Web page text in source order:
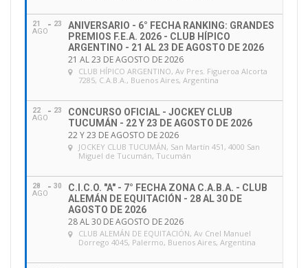
21
AGO
23
ANIVERSARIO - 6° FECHA RANKING: GRANDES
PREMIOS F.E.A. 2026 - CLUB HÍPICO
ARGENTINO - 21 AL 23 DE AGOSTO DE 2026
21 AL 23 DE AGOSTO DE 2026
CLUB HÍPICO ARGENTINO, Av Pres. Figueroa Alcorta
7285, C.A.B.A., Buenos Aires, Argentina
22
AGO
23
CONCURSO OFICIAL - JOCKEY CLUB
TUCUMÁN - 22 Y 23 DE AGOSTO DE 2026
22 Y 23 DE AGOSTO DE 2026
JOCKEY CLUB TUCUMÁN, San Martín 451, 4000 San
Miguel de Tucumán, Tucumán
28
AGO
30
C.I.C.O. "A" - 7° FECHA ZONA C.A.B.A. - CLUB
ALEMÁN DE EQUITACIÓN - 28 AL 30 DE
AGOSTO DE 2026
28 AL 30 DE AGOSTO DE 2026
CLUB ALEMÁN DE EQUITACIÓN, Av Cnel Manuel
Dorrego 4045, Palermo, Buenos Aires, Argentina